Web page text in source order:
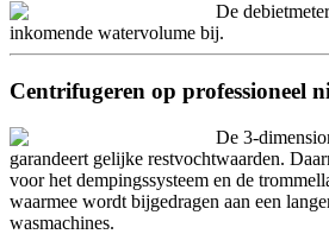
De
inkomende watervolume bij.
Centrifugeren op professioneel
De 3-
garandeert gelijke restvochtwaarden.
voor het dempingssysteem en de
waarmee wordt bijgedragen aan een
wasmachines.